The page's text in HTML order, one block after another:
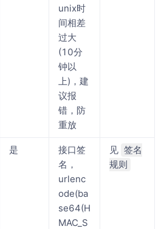
unix时
间相差
过大
(10分
钟以
上)，建
议报
错，防
重放
是
接口签
名，
urlenc
ode(ba
se64(H
MAC_S
见 签名
规则